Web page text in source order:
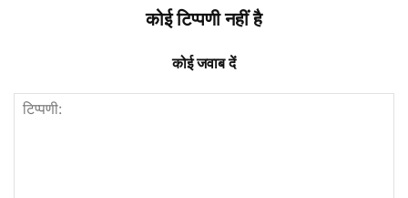
कोई टिप्पणी नहीं है
कोई जवाब दें